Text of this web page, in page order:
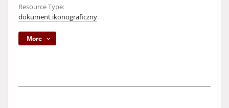
Resource Type:
dokument ikonograficzny
More